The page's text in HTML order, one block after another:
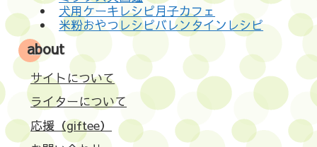
犬用ケーキレシピ月子カフェ
米粉おやつレシピバレンタインレシピ
about
サイトについて
ライターについて
応援（giftee）